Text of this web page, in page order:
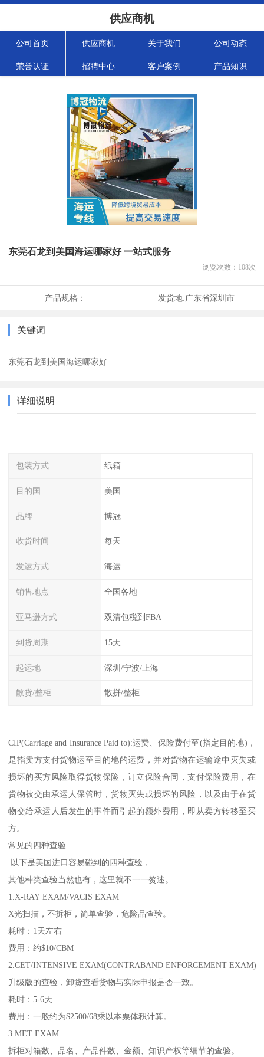
供应商机
公司首页 供应商机 关于我们 公司动态
荣誉认证 招聘中心 客户案例 产品知识
东莞石龙到美国海运哪家好 一站式服务
浏览次数： 108次
产品规格： 发货地:广东省深圳市
关键词
东莞石龙到美国海运哪家好
详细说明
包装方式 纸箱
目的国 美国
品牌 博冠
收货时间 每天
发运方式 海运
销售地点 全国各地
亚马逊方式 双清包税到FBA
到货周期 15天
起运地 深圳/宁波/上海
散货/整柜 散拼/整柜
CIP(Carriage and Insurance Paid to):运费、保险费付至(指定目的地)，
是指卖方支付货物运至目的地的运费，并对货物在运输途中灭失或
损坏的买方风险取得货物保险，订立保险合同，支付保险费用，在
货物被交由承运人保管时，货物灭失或损坏的风险，以及由于在货
物交给承运人后发生的事件而引起的额外费用，即从卖方转移至买
方。
常见的四种查验
以下是美国进口容易碰到的四种查验，
其他种类查验当然也有，这里就不一一赘述。
1.X-RAY EXAM/VACIS EXAM
X光扫描，不拆柜，简单查验，危险品查验。
耗时：1天左右
费用：约$10/CBM
2.CET/INTENSIVE EXAM(CONTRABAND ENFORCEMENT EXAM)
升级版的查验，卸货查看货物与实际申报是否一致。
耗时：5-6天
费用：一般约为$2500/68乘以本票体积计算。
3.MET EXAM
拆柜对箱数、品名、产品件数、金额、知识产权等细节的查验。